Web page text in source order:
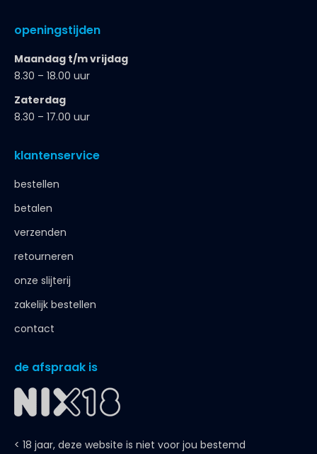
openingstijden
Maandag t/m vrijdag
8.30 – 18.00 uur
Zaterdag
8.30 – 17.00 uur
klantenservice
bestellen
betalen
verzenden
retourneren
onze slijterij
zakelijk bestellen
contact
de afspraak is
< 18 jaar, deze website is niet voor jou bestemd